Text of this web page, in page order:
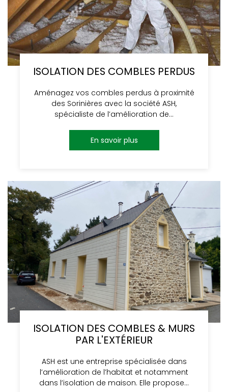
ISOLATION DES COMBLES PERDUS
Aménagez vos combles perdus à proximité
des Sorinières avec la société ASH,
spécialiste de l’amélioration de…
En savoir plus
ISOLATION DES COMBLES & MURS
PAR L'EXTÉRIEUR
ASH est une entreprise spécialisée dans
l’amélioration de l’habitat et notamment
dans l’isolation de maison. Elle propose…